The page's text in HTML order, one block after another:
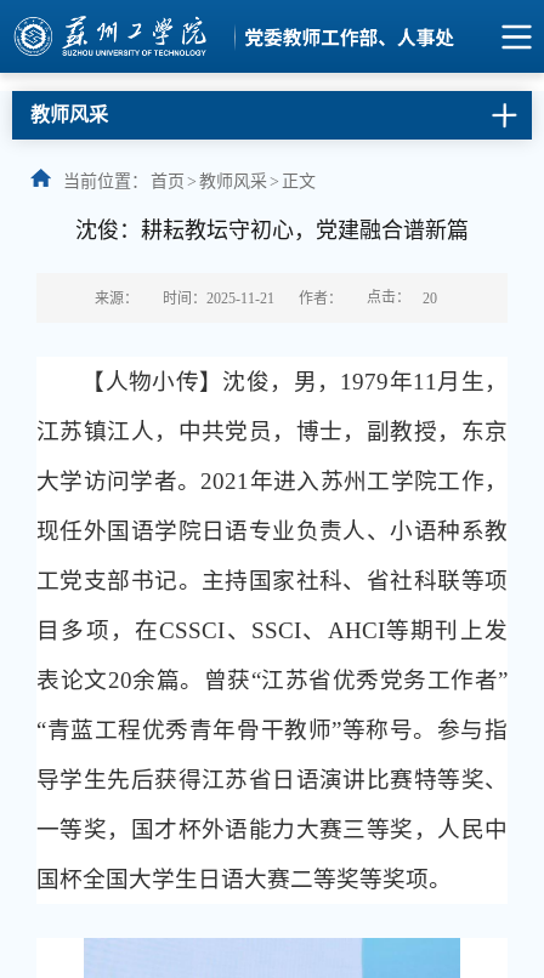
教师风采
当前位置： 首页 > 教师风采> 正文
沈俊：耕耘教坛守初心，党建融合谱新篇
来源： 时间：2025-11-21 作者： 点击： 20
【人物小传】沈俊，男，1979年11月生，
江苏镇江人，中共党员，博士，副教授，东京
大学访问学者。2021年进入苏州工学院工作，
现任外国语学院日语专业负责人、小语种系教
工党支部书记。主持国家社科、省社科联等项
目多项，在CSSCI、SSCI、AHCI等期刊上发
表论文20余篇。曾获“江苏省优秀党务工作者”
“青蓝工程优秀青年骨干教师”等称号。参与指
导学生先后获得江苏省日语演讲比赛特等奖、
一等奖，国才杯外语能力大赛三等奖，人民中
国杯全国大学生日语大赛二等奖等奖项。